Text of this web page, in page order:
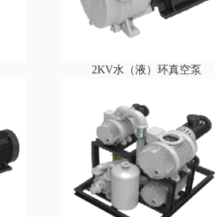
2KV水（液）环真空泵